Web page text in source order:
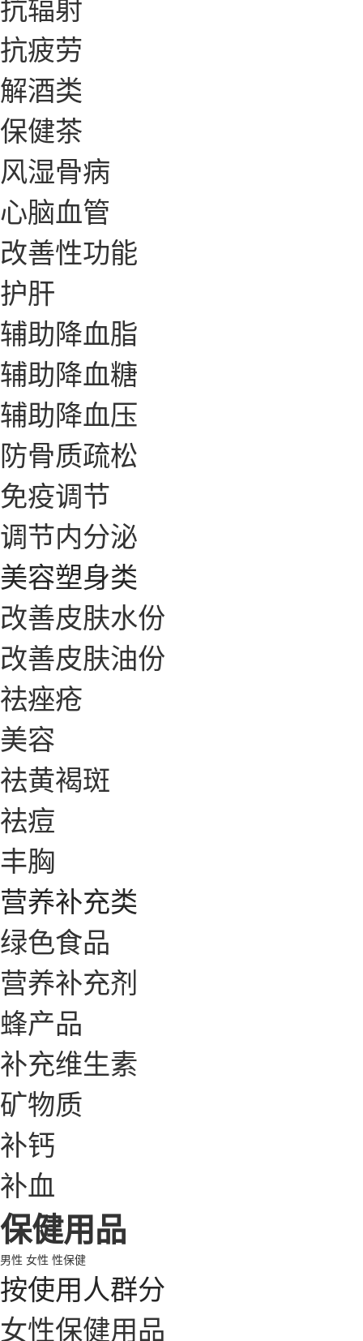
抗辐射
抗疲劳
解酒类
保健茶
风湿骨病
心脑血管
改善性功能
护肝
辅助降血脂
辅助降血糖
辅助降血压
防骨质疏松
免疫调节
调节内分泌
美容塑身类
改善皮肤水份
改善皮肤油份
祛痤疮
美容
祛黄褐斑
祛痘
丰胸
营养补充类
绿色食品
营养补充剂
蜂产品
补充维生素
矿物质
补钙
补血
保健用品
男性 女性 性保健
按使用人群分
女性保健用品